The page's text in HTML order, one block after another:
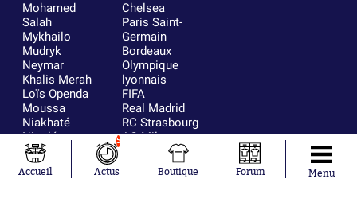
Mohamed
Salah
Mykhailo
Mudryk
Neymar
Khalis Merah
Loïs Openda
Moussa
Niakhaté
Nicolás
Tagliafico
Pavel Šulc
Josh Maja
Chelsea
Paris Saint-
Germain
Bordeaux
Olympique
lyonnais
FIFA
Real Madrid
RC Strasbourg
AC Milan
RC Lens
Accueil
5
Actus Boutique Forum Menu